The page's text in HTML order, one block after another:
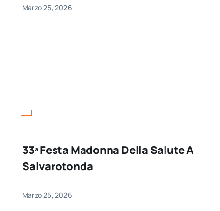
Marzo 25, 2026
33ª Festa Madonna Della Salute A
Salvarotonda
Marzo 25, 2026